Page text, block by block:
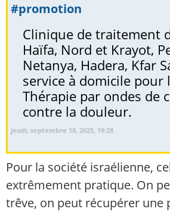
#promotion
Clinique de traitement
Haïfa, Nord et Krayot,
Netanya, Hadera, Kfar
service à domicile pour
Thérapie par ondes de
contre la douleur.
jeudi, septembre 18, 2025, 19:28
Pour la société israélienne,
extrêmement pratique. On
trêve, on peut récupérer une